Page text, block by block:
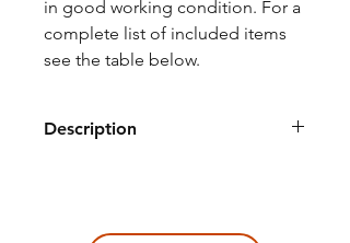
in good working condition. For a
complete list of included items
see the table below.
Description